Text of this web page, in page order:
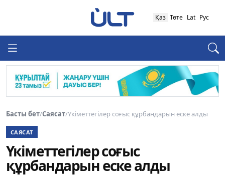
Қаз Төте Lat Рус
Басты бет/Саясат/Үкіметтегілер соғыс құрбандарын еске алды
САЯСАТ
Үкіметтегілер соғыс
құрбандарын еске алды